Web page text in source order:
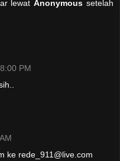
lewatAnonymous setelah
PM
ke rede_911@live.com